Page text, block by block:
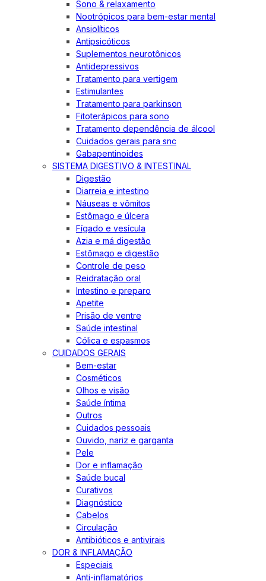
Sono & relaxamento
Nootrópicos para bem-estar mental
Ansiolíticos
Antipsicóticos
Suplementos neurotônicos
Antidepressivos
Tratamento para vertigem
Estimulantes
Tratamento para parkinson
Fitoterápicos para sono
Tratamento dependência de álcool
Cuidados gerais para snc
Gabapentinoides
SISTEMA DIGESTIVO & INTESTINAL
Digestão
Diarreia e intestino
Náuseas e vômitos
Estômago e úlcera
Fígado e vesícula
Azia e má digestão
Estômago e digestão
Controle de peso
Reidratação oral
Intestino e preparo
Apetite
Prisão de ventre
Saúde intestinal
Cólica e espasmos
CUIDADOS GERAIS
Bem-estar
Cosméticos
Olhos e visão
Saúde íntima
Outros
Cuidados pessoais
Ouvido, nariz e garganta
Pele
Dor e inflamação
Saúde bucal
Curativos
Diagnóstico
Cabelos
Circulação
Antibióticos e antivirais
DOR & INFLAMAÇÃO
Especiais
Anti-inflamatórios